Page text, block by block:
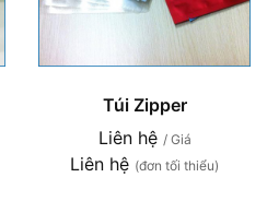
Túi Zipper
Liên hệ / Giá
Liên hệ (đơn tối thiểu)